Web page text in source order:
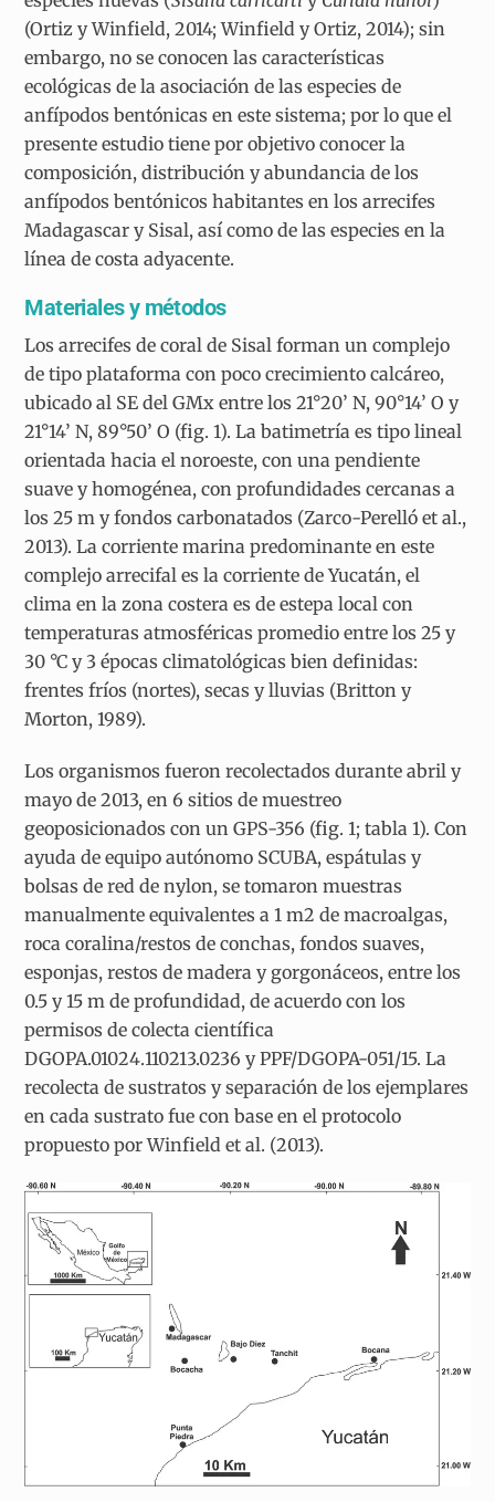
(Ortiz y Winfield, 2014; Winfield y Ortiz, 2014); sin
embargo, no se conocen las características
ecológicas de la asociación de las especies de
anfípodos bentónicas en este sistema; por lo que el
presente estudio tiene por objetivo conocer la
composición, distribución y abundancia de los
anfípodos bentónicos habitantes en los arrecifes
Madagascar y Sisal, así como de las especies en la
línea de costa adyacente.
Materiales y métodos
Los arrecifes de coral de Sisal forman un complejo
de tipo plataforma con poco crecimiento calcáreo,
ubicado al SE del GMx entre los 21°20’ N, 90°14’ O y
21°14’ N, 89°50’ O (fig. 1). La batimetría es tipo lineal
orientada hacia el noroeste, con una pendiente
suave y homogénea, con profundidades cercanas a
los 25 m y fondos carbonatados (Zarco-Perelló et al.,
2013). La corriente marina predominante en este
complejo arrecifal es la corriente de Yucatán, el
clima en la zona costera es de estepa local con
temperaturas atmosféricas promedio entre los 25 y
30 °C y 3 épocas climatológicas bien definidas:
frentes fríos (nortes), secas y lluvias (Britton y
Morton, 1989).
Los organismos fueron recolectados durante abril y
mayo de 2013, en 6 sitios de muestreo
geoposicionados con un GPS-356 (fig. 1; tabla 1). Con
ayuda de equipo autónomo SCUBA, espátulas y
bolsas de red de nylon, se tomaron muestras
manualmente equivalentes a 1 m2de macroalgas,
roca coralina/restos de conchas, fondos suaves,
esponjas, restos de madera y gorgonáceos, entre los
0.5 y 15 m de profundidad, de acuerdo con los
permisos de colecta científica
DGOPA.01024.110213.0236 y PPF/DGOPA-051/15. La
recolecta de sustratos y separación de los ejemplares
en cada sustrato fue con base en el protocolo
propuesto por Winfield et al. (2013).